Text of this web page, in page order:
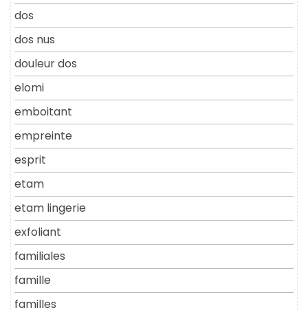
dos
dos nus
douleur dos
elomi
emboitant
empreinte
esprit
etam
etam lingerie
exfoliant
familiales
famille
familles